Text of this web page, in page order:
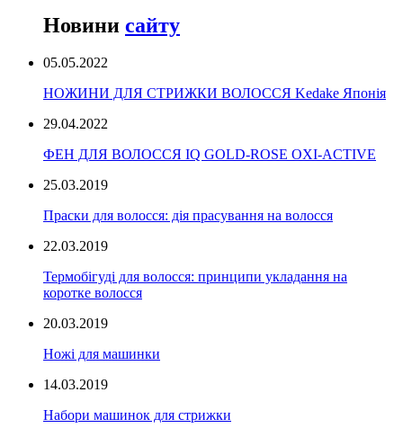
Новини сайту
05.05.2022
НОЖИНИ ДЛЯ СТРИЖКИ ВОЛОССЯ Kedake Японія
29.04.2022
ФЕН ДЛЯ ВОЛОССЯ IQ GOLD-ROSE OXI-ACTIVE
25.03.2019
Праски для волосся: дія прасування на волосся
22.03.2019
Термобігуді для волосся: принципи укладання на
коротке волосся
20.03.2019
Ножі для машинки
14.03.2019
Набори машинок для стрижки